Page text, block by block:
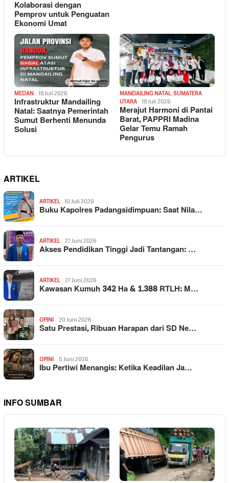
Kolaborasi dengan
Pemprov untuk Penguatan
Ekonomi Umat
MEDAN 18 Juli 2026
Infrastruktur Mandailing
Natal: Saatnya Pemerintah
Sumut Berhenti Menunda
Solusi
MANDAILING NATAL, SUMATERA
UTARA
18 Juli 2026
Merajut Harmoni di Pantai
Barat, PAPPRI Madina
Gelar Temu Ramah
Pengurus
ARTIKEL
ARTIKEL 10 Juli 2026
Buku Kapolres Padangsidimpuan: Saat Nila…
ARTIKEL 27 Juni 2026
Akses Pendidikan Tinggi Jadi Tantangan: …
ARTIKEL 27 Juni 2026
Kawasan Kumuh 342 Ha & 1.388 RTLH: M…
OPINI 20 Juni 2026
Satu Prestasi, Ribuan Harapan dari SD Ne…
OPINI 5 Juni 2026
Ibu Pertiwi Menangis: Ketika Keadilan Ja…
INFO SUMBAR